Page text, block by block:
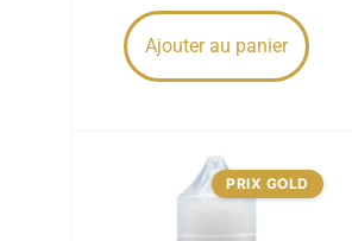
Ajouter au panier
PRIX GOLD